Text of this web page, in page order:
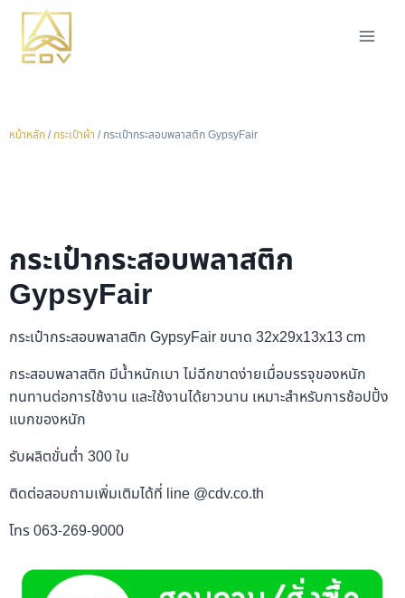
หน้าหลัก/กระเป๋าผ้า / กระเป๋ากระสอบพลาสติก GypsyFair
กระเป๋ากระสอบพลาสติก
GypsyFair
กระเป๋ากระสอบพลาสติก GypsyFair ขนาด 32x29x13x13 cm
กระสอบพลาสติก มีน้ำหนักเบา ไม่ฉีกขาดง่ายเมื่อบรรจุของหนัก
ทนทานต่อการใช้งาน และใช้งานได้ยาวนาน เหมาะสำหรับการช้อปปิ้ง
แบกของหนัก
รับผลิตขั่นต่ำ 300 ใบ
ติดต่อสอบถามเพิ่มเติมได้ที่ line @cdv.co.th
โทร 063-269-9000